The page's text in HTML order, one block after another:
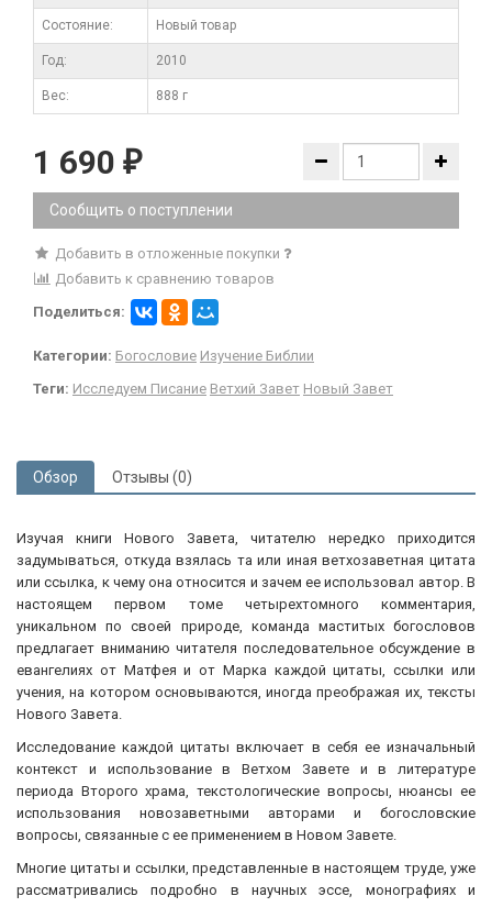
Состояние: Новый товар
Год: 2010
Вес: 888 г
1 690 ₽
Сообщить о поступлении
Добавить в отложенные покупки
Добавить к сравнению товаров
Поделиться:
Категории: Богословие Изучение Библии
Теги: Исследуем Писание Ветхий Завет Новый Завет
Обзор Отзывы (0)
Изучая книги Нового Завета, читателю нередко приходится
задумываться, откуда взялась та или иная ветхозаветная цитата
или ссылка, к чему она относится и зачем ее использовал автор. В
настоящем первом томе четырехтомного комментария,
уникальном по своей природе, команда маститых богословов
предлагает вниманию читателя последовательное обсуждение в
евангелиях от Матфея и от Марка каждой цитаты, ссылки или
учения, на котором основываются, иногда преображая их, тексты
Нового Завета.
Исследование каждой цитаты включает в себя ее изначальный
контекст и использование в Ветхом Завете и в литературе
периода Второго храма, текстологические вопросы, нюансы ее
использования новозаветными авторами и богословские
вопросы, связанные с ее применением в Новом Завете.
Многие цитаты и ссылки, представленные в настоящем труде, уже
рассматривались подробно в научных эссе, монографиях и